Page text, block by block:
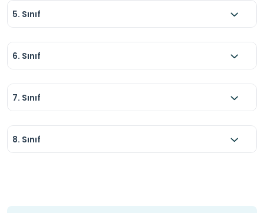
5. Sınıf
6. Sınıf
7. Sınıf
8. Sınıf